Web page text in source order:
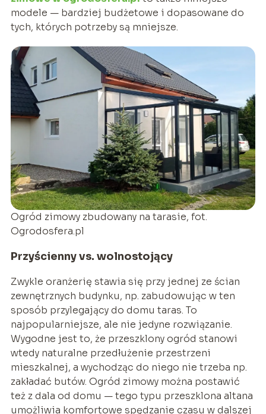
modele — bardziej budżetowe i dopasowane do
tych, których potrzeby są mniejsze.
Ogród zimowy zbudowany na tarasie, fot.
Ogrodosfera.pl
Przyścienny vs. wolnostojący
Zwykle oranżerię stawia się przy jednej ze ścian
zewnętrznych budynku, np. zabudowując w ten
sposób przylegający do domu taras. To
najpopularniejsze, ale nie jedyne rozwiązanie.
Wygodne jest to, że przeszklony ogród stanowi
wtedy naturalne przedłużenie przestrzeni
mieszkalnej, a wychodząc do niego nie trzeba np.
zakładać butów. Ogród zimowy można postawić
też z dala od domu — tego typu przeszklona altana
umożliwia komfortowe spędzanie czasu w dalszej